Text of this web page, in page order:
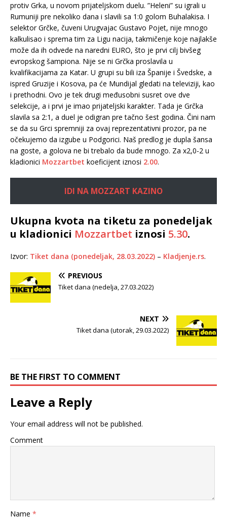
protiv Grka, u novom prijateljskom duelu. ”Heleni” su igrali u
Rumuniji pre nekoliko dana i slavili sa 1:0 golom Buhalakisa. I
selektor Grčke, čuveni Urugvajac Gustavo Pojet, nije mnogo
kalkulisao i sprema tim za Ligu nacija, takmičenje koje najlakše
može da ih odvede na naredni EURO, što je prvi cilj bivšeg
evropskog šampiona. Nije se ni Grčka proslavila u
kvalifikacijama za Katar. U grupi su bili iza Španije i Švedske, a
ispred Gruzije i Kosova, pa će Mundijal gledati na televiziji, kao
i prethodni. Ovo je tek drugi međusobni susret ove dve
selekcije, a i prvi je imao prijateljski karakter. Tada je Grčka
slavila sa 2:1, a duel je odigran pre tačno šest godina. Čini nam
se da su Grci spremniji za ovaj reprezentativni prozor, pa ne
očekujemo da izgube u Podgorici. Naš predlog je dupla šansa
na goste, a golova ne bi trebalo da bude mnogo. Za x2,0-2 u
kladionici Mozzartbet koeficijent iznosi 2.00.
IDI NA MOZZART KAZINO
Ukupna kvota na tiketu za ponedeljak
u kladionici Mozzartbet iznosi 5.30.
Izvor: Tiket dana (ponedeljak, 28.03.2022) – Kladjenje.rs.
PREVIOUS
Tiket dana (nedelja, 27.03.2022)
NEXT
Tiket dana (utorak, 29.03.2022)
BE THE FIRST TO COMMENT
Leave a Reply
Your email address will not be published.
Comment
Name *